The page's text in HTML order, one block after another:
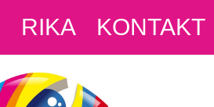
RIKA KONTAKT